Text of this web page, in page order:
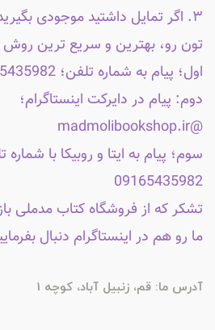
۳. اگر تمایل داشتید موجودی
تون رو، بهترین و سریع ترین
اول؛ پیام به شماره تلفن؛ 09165435982
دوم: پیام در دایرکت اینستاگرام؛
@madmolibookshop.ir
سوم؛ پیام به ایتا و روبیکا با شماره
09165435982
تشکر که از فروشگاه کتاب مدملی
ما رو هم در اینستاگرام دنبال
آدرس ما: قم، زنبیل آباد، کوچه 1